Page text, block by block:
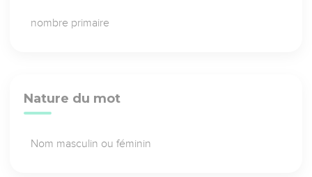
nombre primaire
Nature du mot
Nom masculin ou féminin